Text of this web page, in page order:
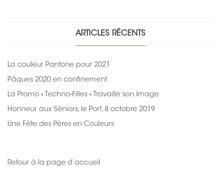
ARTICLES RÉCENTS
La couleur Pantone pour 2021
Pâques 2020 en confinement
La Promo « Techno-Filles » Travaille son Image
Honneur aux Séniors, le Port, 8 octobre 2019
Une Fête des Pères en Couleurs
Retour à la page d’accueil